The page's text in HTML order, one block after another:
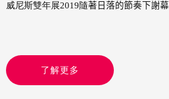
威尼斯雙年展2019隨著日落的節奏下謝幕
了解更多